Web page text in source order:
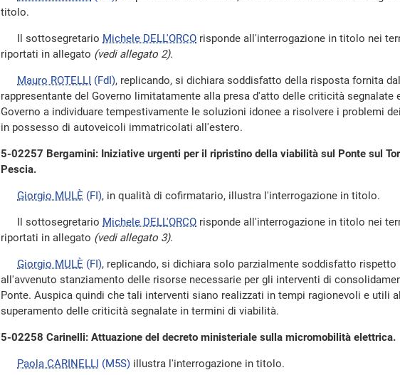
titolo.
Il sottosegretario Michele DELL'ORCO risponde all'interrogazione in titolo nei
riportati in allegato (vedi allegato 2).
Mauro ROTELLI (FdI), replicando, si dichiara soddisfatto della risposta fornita dal
rappresentante del Governo limitatamente alla presa d'atto delle criticità segnalate
Governo a individuare tempestivamente le soluzioni idonee a risolvere i problemi
in possesso di autoveicoli immatricolati all'estero.
5-02257 Bergamini: Iniziative urgenti per il ripristino della viabilità sul Ponte sul
Pescia.
Giorgio MULÈ (FI), in qualità di cofirmatario, illustra l'interrogazione in titolo.
Il sottosegretario Michele DELL'ORCO risponde all'interrogazione in titolo nei
riportati in allegato (vedi allegato 3).
Giorgio MULÈ (FI), replicando, si dichiara solo parzialmente soddisfatto rispetto
all'avvenuto stanziamento delle risorse necessarie per gli interventi di
Ponte. Auspica quindi che tali interventi siano realizzati in tempi ragionevoli e utili al
superamento delle criticità segnalate in termini di viabilità.
5-02258 Carinelli: Attuazione del decreto ministeriale sulla micromobilità elettrica.
Paola CARINELLI (M5S) illustra l'interrogazione in titolo.